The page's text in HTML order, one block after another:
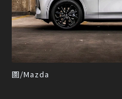
圖/Mazda